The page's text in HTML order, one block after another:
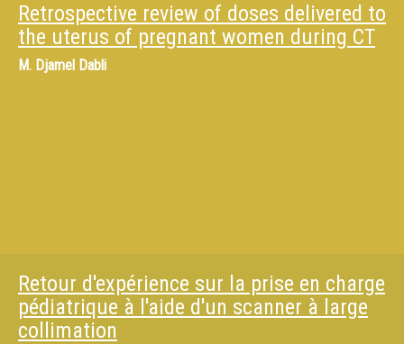
Retrospective review of doses delivered to
the uterus of pregnant women during CT
M. Djamel Dabli
Retour d'expérience sur la prise en charge
pédiatrique à l'aide d'un scanner à large
collimation